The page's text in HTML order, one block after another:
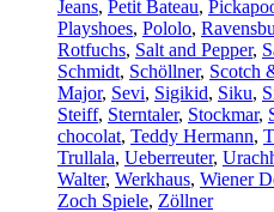
Jeans, Petit Bateau,
Playshoes, Pololo,
Rotfuchs, Salt and Pepper,
Schmidt, Schöllner, Scotch
Major, Sevi, Sigikid, Siku,
Steiff, Sterntaler, Stockmar,
chocolat, Teddy Hermann,
Trullala, Ueberreuter,
Walter, Werkhaus, Wiener
Zoch Spiele, Zöllner